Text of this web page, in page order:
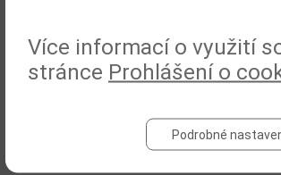
Více informací o využití
stránce Prohlášení o
Podrobné